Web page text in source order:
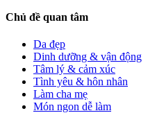
Chủ đề quan tâm
Da đẹp
Dinh dưỡng & vận động
Tâm lý & cảm xúc
Tình yêu & hôn nhân
Làm cha mẹ
Món ngon dễ làm